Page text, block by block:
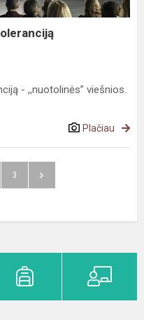
- ,,nuotolinės” viešnios.
Plačiau
3